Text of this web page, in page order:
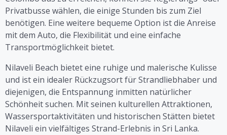
Privatbusse wählen, die einige Stunden bis zum Ziel
benötigen. Eine weitere bequeme Option ist die Anreise
mit dem Auto, die Flexibilität und eine einfache
Transportmöglichkeit bietet.
Nilaveli Beach bietet eine ruhige und malerische Kulisse
und ist ein idealer Rückzugsort für Strandliebhaber und
diejenigen, die Entspannung inmitten natürlicher
Schönheit suchen. Mit seinen kulturellen Attraktionen,
Wassersportaktivitäten und historischen Stätten bietet
Nilaveli ein vielfältiges Strand-Erlebnis in Sri Lanka.